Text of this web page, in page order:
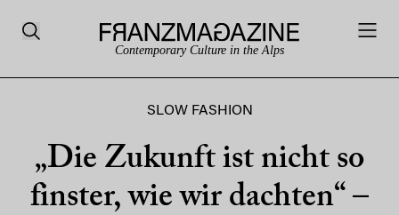
Contemporary Culture in the Alps
SLOW FASHION
„Die Zukunft ist nicht so
finster, wie wir dachten“ –